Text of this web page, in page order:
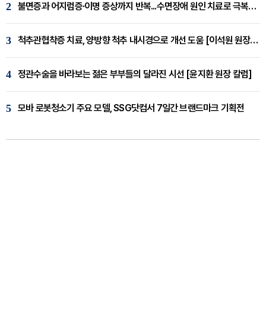
2 불면증과 어지럼증·이명 증상까지 반복...수면장애 원인 치료로 극복해야
3 척추관협착증 치료, 양방향 척추 내시경으로 개선 도움 [이석원 원장 칼럼]
4 정관수술을 바라보는 젊은 부부들의 달라진 시선 [윤지환 원장 칼럼]
5 모바 로봇청소기 주요 모델, SSG닷컴서 7일간 브랜드마크 기획전